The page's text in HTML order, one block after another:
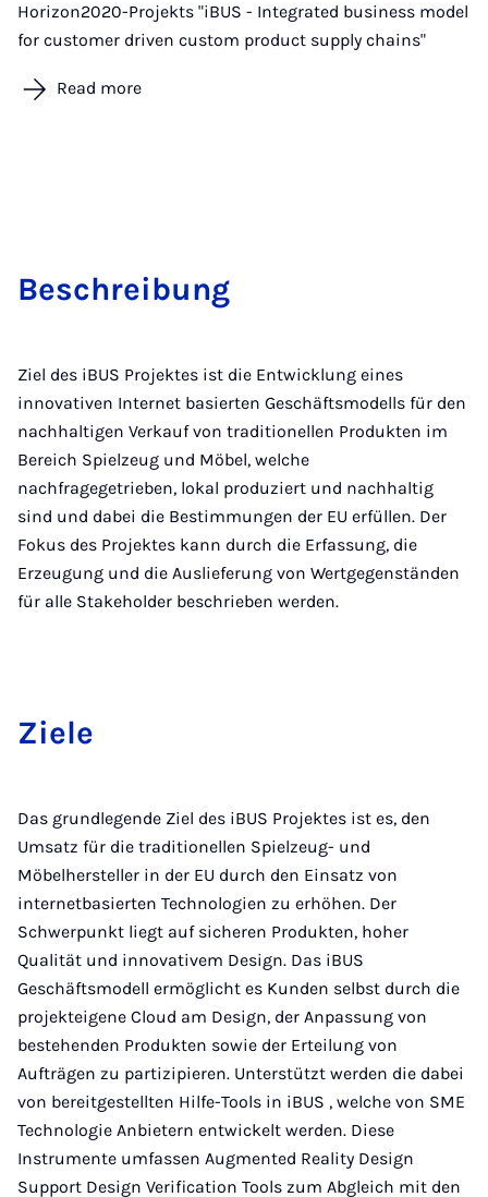
Horizon2020-Projekts "iBUS - Integrated business model
for customer driven custom product supply chains"
Read more
Bes­chreibung
Ziel des iBUS Projektes ist die Entwicklung eines
innovativen Internet basierten Geschäftsmodells für den
nachhaltigen Verkauf von traditionellen Produkten im
Bereich Spielzeug und Möbel, welche
nachfragegetrieben, lokal produziert und nachhaltig
sind und dabei die Bestimmungen der EU erfüllen. Der
Fokus des Projektes kann durch die Erfassung, die
Erzeugung und die Auslieferung von Wertgegenständen
für alle Stakeholder beschrieben werden.
Ziele
Das grundlegende Ziel des iBUS Projektes ist es, den
Umsatz für die traditionellen Spielzeug- und
Möbelhersteller in der EU durch den Einsatz von
internetbasierten Technologien zu erhöhen. Der
Schwerpunkt liegt auf sicheren Produkten, hoher
Qualität und innovativem Design. Das iBUS
Geschäftsmodell ermöglicht es Kunden selbst durch die
projekteigene Cloud am Design, der Anpassung von
bestehenden Produkten sowie der Erteilung von
Aufträgen zu partizipieren. Unterstützt werden die dabei
von bereitgestellten Hilfe-Tools in iBUS , welche von SME
Technologie Anbietern entwickelt werden. Diese
Instrumente umfassen Augmented Reality Design
Support Design Verification Tools zum Abgleich mit den